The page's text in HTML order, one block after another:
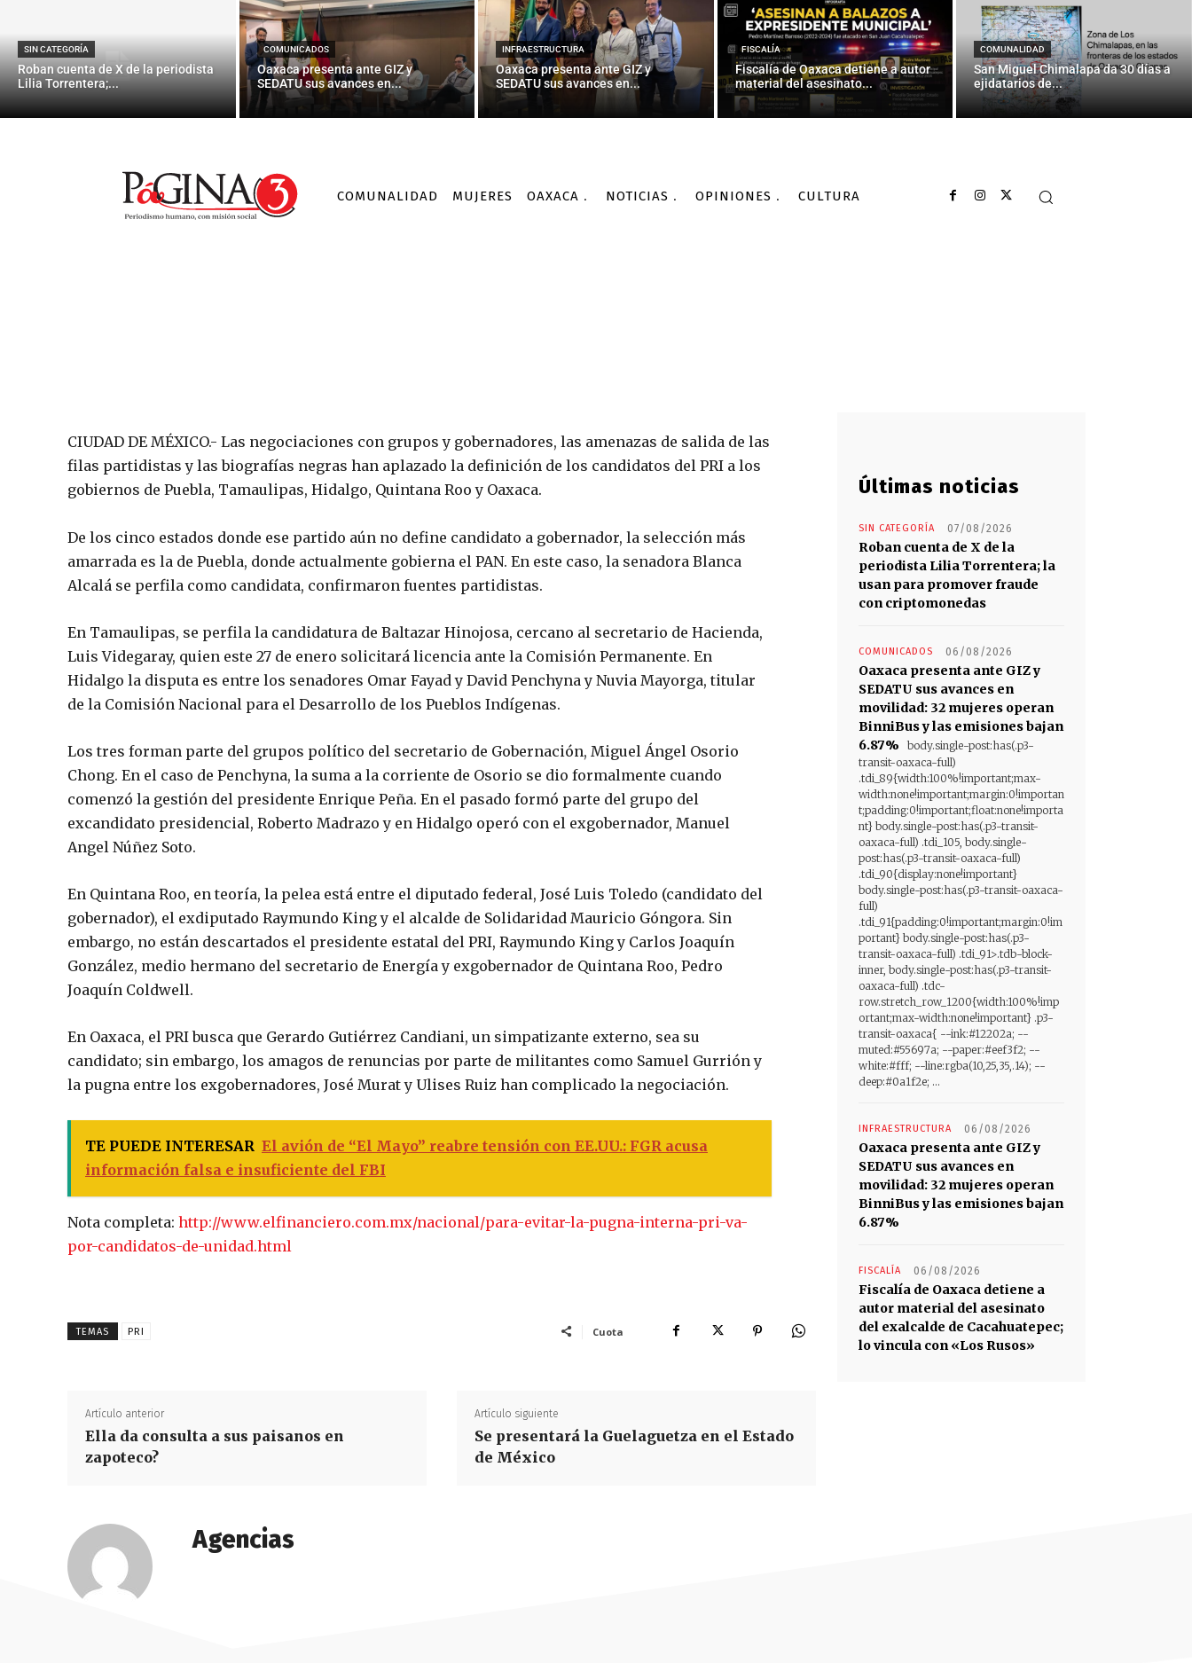
SIN CATEGORÍA
Roban cuenta de X de la periodista
Lilia Torrentera;...
COMUNICADOS
Oaxaca presenta ante GIZ y
SEDATU sus avances en...
INFRAESTRUCTURA
Oaxaca presenta ante GIZ y
SEDATU sus avances en...
FISCALÍA
Fiscalía de Oaxaca detiene a autor
material del asesinato...
COMUNALIDAD
San Miguel Chimalapa da 30 días a
ejidatarios de...
COMUNALIDAD MUJERES OAXACA NOTICIAS OPINIONES CULTURA
de unidad
Por AGENCIAS - 27/01/2016
CIUDAD DE MÉXICO.- Las negociaciones con grupos y gobernadores, las amenazas de salida de las
filas partidistas y las biografías negras han aplazado la definición de los candidatos del PRI a los
gobiernos de Puebla, Tamaulipas, Hidalgo, Quintana Roo y Oaxaca.
De los cinco estados donde ese partido aún no define candidato a gobernador, la selección más
amarrada es la de Puebla, donde actualmente gobierna el PAN. En este caso, la senadora Blanca
Alcalá se perfila como candidata, confirmaron fuentes partidistas.
En Tamaulipas, se perfila la candidatura de Baltazar Hinojosa, cercano al secretario de Hacienda,
Luis Videgaray, quien este 27 de enero solicitará licencia ante la Comisión Permanente. En
Hidalgo la disputa es entre los senadores Omar Fayad y David Penchyna y Nuvia Mayorga, titular
de la Comisión Nacional para el Desarrollo de los Pueblos Indígenas.
Los tres forman parte del grupos político del secretario de Gobernación, Miguel Ángel Osorio
Chong. En el caso de Penchyna, la suma a la corriente de Osorio se dio formalmente cuando
comenzó la gestión del presidente Enrique Peña. En el pasado formó parte del grupo del
excandidato presidencial, Roberto Madrazo y en Hidalgo operó con el exgobernador, Manuel
Angel Núñez Soto.
En Quintana Roo, en teoría, la pelea está entre el diputado federal, José Luis Toledo (candidato del
gobernador), el exdiputado Raymundo King y el alcalde de Solidaridad Mauricio Góngora. Sin
embargo, no están descartados el presidente estatal del PRI, Raymundo King y Carlos Joaquín
González, medio hermano del secretario de Energía y exgobernador de Quintana Roo, Pedro
Joaquín Coldwell.
En Oaxaca, el PRI busca que Gerardo Gutiérrez Candiani, un simpatizante externo, sea su
candidato; sin embargo, los amagos de renuncias por parte de militantes como Samuel Gurrión y
la pugna entre los exgobernadores, José Murat y Ulises Ruiz han complicado la negociación.
TE PUEDE INTERESAR El avión de “El Mayo” reabre tensión con EE.UU.: FGR acusa
información falsa e insuficiente del FBI
Nota completa: http://www.elfinanciero.com.mx/nacional/para-evitar-la-pugna-interna-pri-va-
por-candidatos-de-unidad.html
TEMAS PRI Cuota
Artículo anterior
Ella da consulta a sus paisanos en
zapoteco?
Artículo siguiente
Se presentará la Guelaguetza en el Estado
de México
Agencias
Últimas noticias
SIN CATEGORÍA 07/08/2026
Roban cuenta de X de la
periodista Lilia Torrentera; la
usan para promover fraude
con criptomonedas
COMUNICADOS 06/08/2026
Oaxaca presenta ante GIZ y
SEDATU sus avances en
movilidad: 32 mujeres operan
BinniBus y las emisiones bajan
6.87%
body.single-post:has(.p3-
transit-oaxaca-full)
.tdi_89{width:100%!important;max-
width:none!important;margin:0!importan
t;padding:0!important;float:none!importa
nt} body.single-post:has(.p3-transit-
oaxaca-full) .tdi_105, body.single-
post:has(.p3-transit-oaxaca-full)
.tdi_90{display:none!important}
body.single-post:has(.p3-transit-oaxaca-
full)
.tdi_91{padding:0!important;margin:0!im
portant} body.single-post:has(.p3-
transit-oaxaca-full) .tdi_91>.tdb-block-
inner, body.single-post:has(.p3-transit-
oaxaca-full) .tdc-
row.stretch_row_1200{width:100%!imp
ortant;max-width:none!important} .p3-
transit-oaxaca{ --ink:#12202a; --
muted:#55697a; --paper:#eef3f2; --
white:#fff; --line:rgba(10,25,35,.14); --
deep:#0a1f2e; ...
INFRAESTRUCTURA 06/08/2026
Oaxaca presenta ante GIZ y
SEDATU sus avances en
movilidad: 32 mujeres operan
BinniBus y las emisiones bajan
6.87%
FISCALÍA 06/08/2026
Fiscalía de Oaxaca detiene a
autor material del asesinato
del exalcalde de Cacahuatepec;
lo vincula con «Los Rusos»